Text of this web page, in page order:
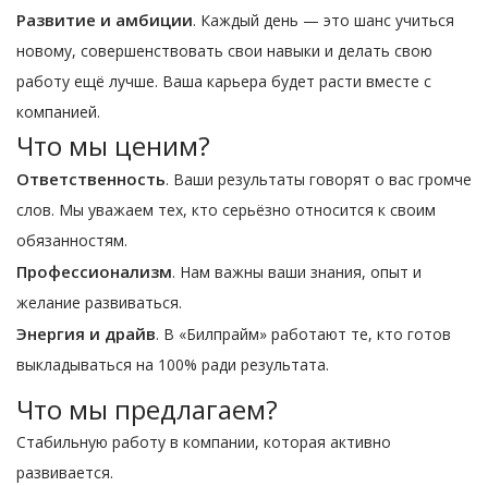
Развитие и амбиции. Каждый день — это шанс учиться
новому, совершенствовать свои навыки и делать свою
работу ещё лучше. Ваша карьера будет расти вместе с
компанией.
Что мы ценим?
Ответственность. Ваши результаты говорят о вас громче
слов. Мы уважаем тех, кто серьёзно относится к своим
обязанностям.
Профессионализм. Нам важны ваши знания, опыт и
желание развиваться.
Энергия и драйв. В «Билпрайм» работают те, кто готов
выкладываться на 100% ради результата.
Что мы предлагаем?
Стабильную работу в компании, которая активно
развивается.